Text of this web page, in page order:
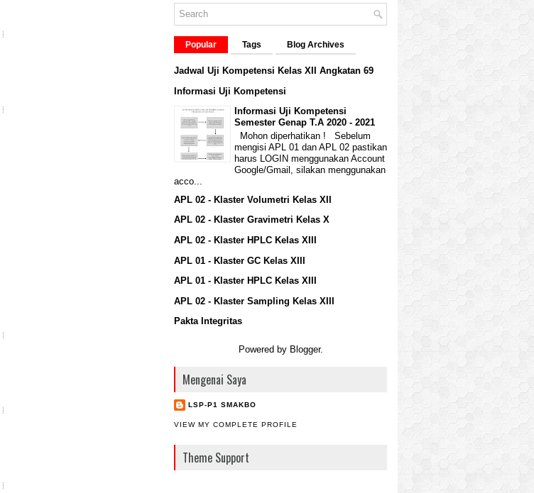
Popular Tags Blog Archives
Jadwal Uji Kompetensi Kelas XII Angkatan 69
Informasi Uji Kompetensi
Informasi Uji Kompetensi
Semester Genap T.A 2020 - 2021
Mohon diperhatikan ! Sebelum
mengisi APL 01 dan APL 02 pastikan
harus LOGIN menggunakan Account
Google/Gmail, silakan menggunakan
acco...
APL 02 - Klaster Volumetri Kelas XII
APL 02 - Klaster Gravimetri Kelas X
APL 02 - Klaster HPLC Kelas XIII
APL 01 - Klaster GC Kelas XIII
APL 01 - Klaster HPLC Kelas XIII
APL 02 - Klaster Sampling Kelas XIII
Pakta Integritas
Powered by Blogger.
Mengenai Saya
LSP-P1 SMAKBO
VIEW MY COMPLETE PROFILE
Theme Support